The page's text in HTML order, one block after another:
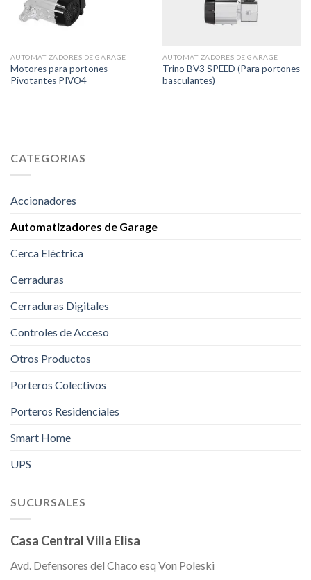
AUTOMATIZADORES DE GARAGE
Motores para portones
Pivotantes PIVO4
AUTOMATIZADORES DE GARAGE
Trino BV3 SPEED (Para portones
basculantes)
CATEGORIAS
Accionadores
Automatizadores de Garage
Cerca Eléctrica
Cerraduras
Cerraduras Digitales
Controles de Acceso
Otros Productos
Porteros Colectivos
Porteros Residenciales
Smart Home
UPS
SUCURSALES
Casa Central Villa Elisa
Avd. Defensores del Chaco esq Von Poleski